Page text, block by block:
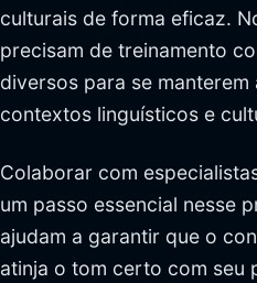
culturais de forma eficaz.
precisam de treinamento
diversos para se
contextos linguísticos e
Colaborar com
um passo essencial nesse
ajudam a garantir que o
atinja o tom certo com seu